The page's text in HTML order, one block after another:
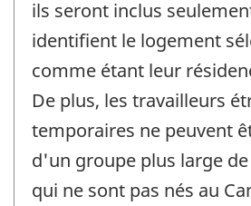
ils seront inclus
identifient le logement
comme étant leur
De plus, les travailleurs
temporaires ne peuvent
d'un groupe plus large
qui ne sont pas nés au